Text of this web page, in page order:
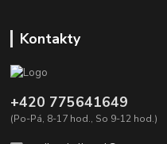
Kontakty
+420 775641649
(Po-Pá, 8-17 hod., So 9-12 hod.)